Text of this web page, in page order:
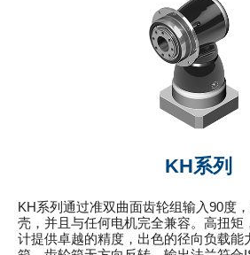
KH系列
KH系列通过准双曲面齿轮组输入90度
壳，并且与任何电机完全兼容。高扭矩
计提供卓越的精度，出色的径向负载能